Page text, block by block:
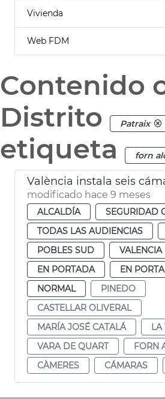
Vivienda
Web FDM
Contenido
Distrito
Patraix
etiqueta
forn
modificado hace 9 meses
ALCALDÍA
SEGURIDAD
TODAS LAS AUDIENCIAS
POBLES SUD
VALENCIA
EN PORTADA
EN
NORMAL
PINEDO
CASTELLAR OLIVERAL
MARÍA JOSÉ CATALÁ
LA
VARA DE QUART
FORN
CÀMERES
CÁMARAS